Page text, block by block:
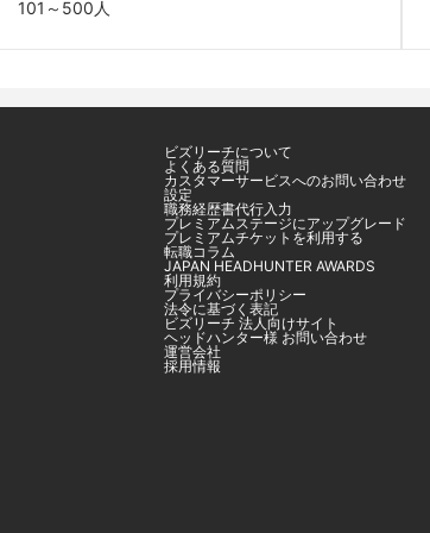
101～500人
ビズリーチについて
よくある質問
カスタマーサービスへのお問い合わせ
設定
職務経歴書代行入力
プレミアムステージにアップグレード
プレミアムチケットを利用する
転職コラム
JAPAN HEADHUNTER AWARDS
利用規約
プライバシーポリシー
法令に基づく表記
ビズリーチ 法人向けサイト
ヘッドハンター様 お問い合わせ
運営会社
採用情報